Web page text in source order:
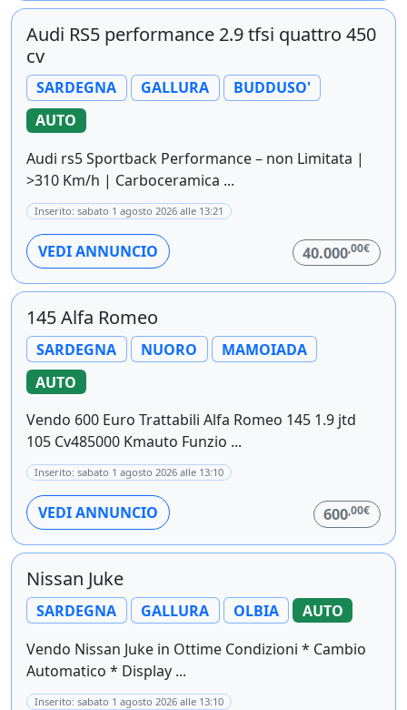
Audi RS5 performance 2.9 tfsi quattro 450
cv
SARDEGNA GALLURA
BUDDUSO'
AUTO
Audi rs5 Sportback Performance – non Limitata |
>310 Km/h | Carboceramica ...
Inserito: sabato 1 agosto 2026 alle 13:21
VEDI ANNUNCIO 40.000,00€
145 Alfa Romeo
SARDEGNA NUORO
MAMOIADA
AUTO
Vendo 600 Euro Trattabili Alfa Romeo 145 1.9 jtd
105 Cv485000 Kmauto Funzio ...
Inserito: sabato 1 agosto 2026 alle 13:10
VEDI ANNUNCIO 600,00€
Nissan Juke
SARDEGNA GALLURA OLBIA
AUTO
Vendo Nissan Juke in Ottime Condizioni * Cambio
Automatico * Display ...
Inserito: sabato 1 agosto 2026 alle 13:10